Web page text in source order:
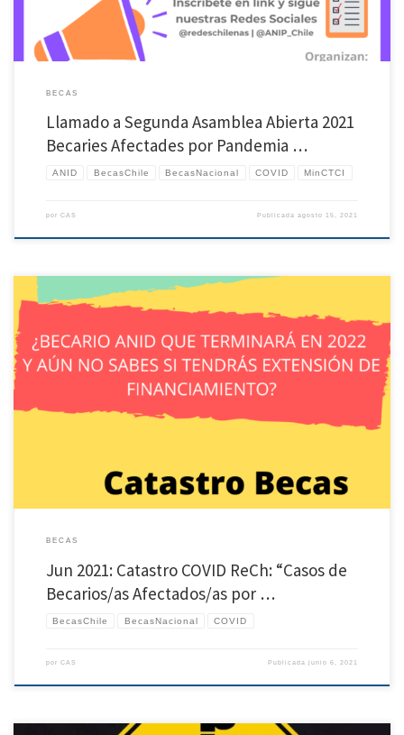
BECAS
Llamado a Segunda Asamblea Abierta 2021
Becaries Afectades por Pandemia …
ANID BecasChile BecasNacional COVID MinCTCI
por CAS Publicadaagosto 15, 2021
En conjunto con el grupo de #BecariesAbandonades hemos actualizado el catastro
para poder recolectar los casos de Becarios/as Chile afectados por pandemia COVID-
conocer la situación de becarios/as e investigadores/as afectados/as por la […]
BECAS
Jun 2021: Catastro COVID ReCh: “Casos de
Becarios/as Afectados/as por …
BecasChile BecasNacional COVID
por CAS Publicadajunio 6, 2021